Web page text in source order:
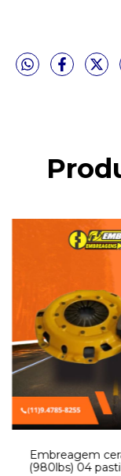
Embreagem
(980lbs) 04